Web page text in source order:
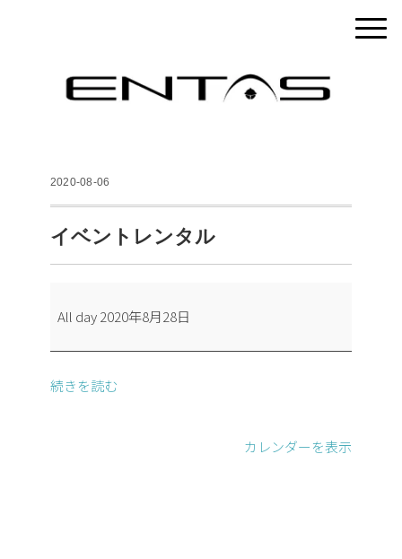
2020-08-06
イベントレンタル
ベ
ン
All day2020年8月28日
続きを読む
カレンダーを表示